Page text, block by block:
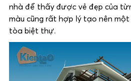
nhà để thấy được vẻ đẹp của
màu cũng rất hợp lý tạo nên
tòa biệt thự.